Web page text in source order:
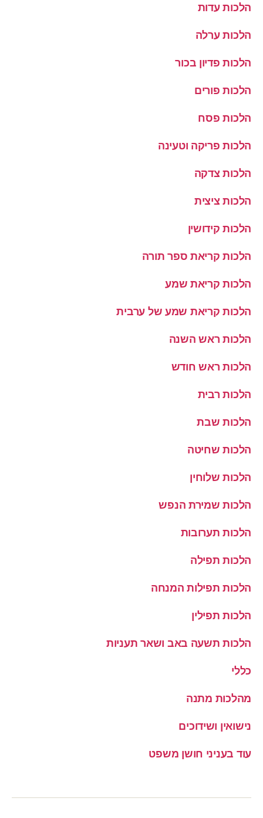
הלכות עדות
הלכות ערלה
הלכות פדיון בכור
הלכות פורים
הלכות פסח
הלכות פריקה וטעינה
הלכות צדקה
הלכות ציצית
הלכות קידושין
הלכות קריאת ספר תורה
הלכות קריאת שמע
הלכות קריאת שמע של ערבית
הלכות ראש השנה
הלכות ראש חודש
הלכות רבית
הלכות שבת
הלכות שחיטה
הלכות שלוחין
הלכות שמירת הנפש
הלכות תערובות
הלכות תפילה
הלכות תפילות המנחה
הלכות תפילין
הלכות תשעה באב ושאר תעניות
כללי
מהלכות מתנה
נישואין ושידוכים
עוד בעניני חושן משפט